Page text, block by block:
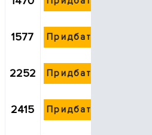
1577 Придбати
2252 Придбати
2415 Придбати